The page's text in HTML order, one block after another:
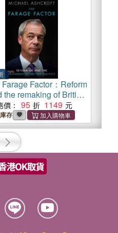
Factor：Reform
the remaking of British
價： 95 1149
存